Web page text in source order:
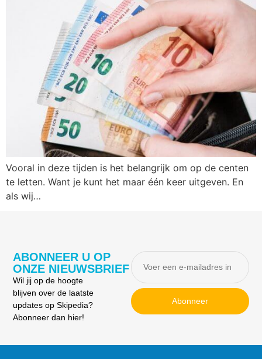
Vooral in deze tijden is het belangrijk om op de centen
te letten. Want je kunt het maar één keer uitgeven. En
als wij…
ABONNEER U OP
ONZE NIEUWSBRIEF
Wil jij op de hoogte
blijven over de laatste
updates op Skipedia?
Abonneer dan hier!
Abonneer